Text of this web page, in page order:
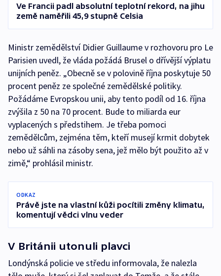
Ve Francii padl absolutní teplotní rekord, na jihu
země naměřili 45,9 stupně Celsia
Ministr zemědělství Didier Guillaume v rozhovoru pro Le
Parisien uvedl, že vláda požádá Brusel o dřívější výplatu
unijních peněz. „Obecně se v polovině října poskytuje 50
procent peněz ze společné zemědělské politiky.
Požádáme Evropskou unii, aby tento podíl od 16. října
zvýšila z 50 na 70 procent. Bude to miliarda eur
vyplacených s předstihem. Je třeba pomoci
zemědělcům, zejména těm, kteří musejí krmit dobytek
nebo už sáhli na zásoby sena, jež mělo být použito až v
zimě,“ prohlásil ministr.
ODKAZ
Právě jste na vlastní kůži pocítili změny klimatu,
komentují vědci vlnu veder
V Británii utonuli plavci
Londýnská policie ve středu informovala, že nalezla